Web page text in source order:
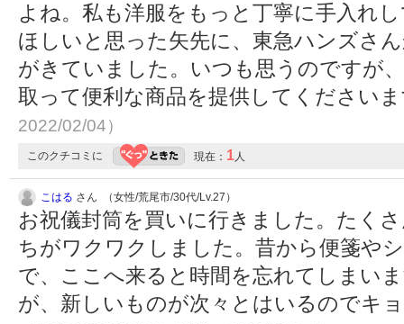
よね。私も洋服をもっと丁寧に手入れ
ほしいと思った矢先に、東急ハンズさ
がきていました。いつも思うのですが
取って便利な商品を提供してください
2022/02/04）
このクチコミに 現在： 1人
こはる さん （女性/荒尾市/30代/Lv.27）
お祝儀封筒を買いに行きました。たく
ちがワクワクしました。昔から便箋や
で、ここへ来ると時間を忘れてしまい
が、新しいものが次々とはいるのでキ